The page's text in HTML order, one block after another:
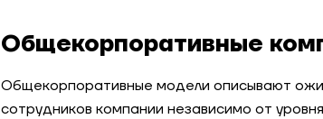
Общекорпоративные
Общекорпоративные модели описывают
сотрудников компании независимо от